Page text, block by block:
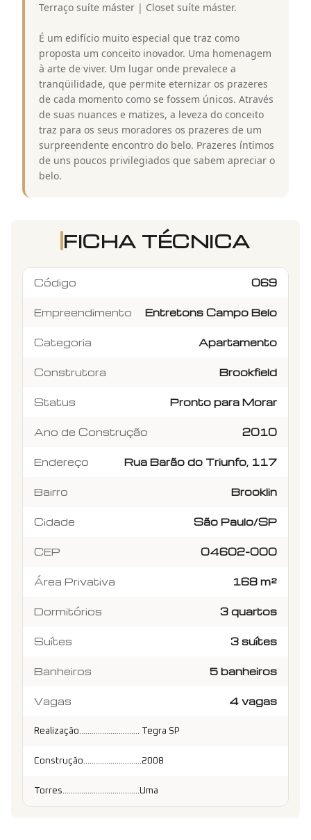
Terraço suíte máster | Closet suíte máster.
É um edifício muito especial que traz como
proposta um conceito inovador. Uma homenagem
à arte de viver. Um lugar onde prevalece a
tranqüilidade, que permite eternizar os prazeres
de cada momento como se fossem únicos. Através
de suas nuances e matizes, a leveza do conceito
traz para os seus moradores os prazeres de um
surpreendente encontro do belo. Prazeres íntimos
de uns poucos privilegiados que sabem apreciar o
belo.
FICHA TÉCNICA
Código 069
Empreendimento Entretons Campo Belo
Categoria Apartamento
Construtora Brookfield
Status Pronto para Morar
Ano de Construção 2010
Endereço Rua Barão do Triunfo, 117
Bairro Brooklin
Cidade São Paulo/SP
CEP 04602-000
Área Privativa 168 m²
Dormitórios 3 quartos
Suítes 3 suítes
Banheiros 5 banheiros
Vagas 4 vagas
Realização............................. Tegra SP
Construção............................2008
Torres.....................................Uma